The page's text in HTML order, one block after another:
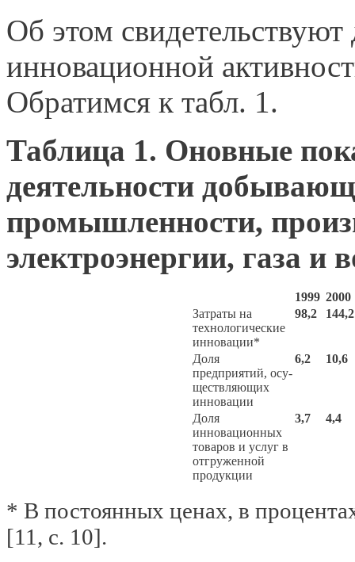
Об этом
инновационной
Обратимся к табл. 1.
Таблица 1. Оновные
деятельности
промышленности,
электроэнергии, газа и
1999 2000
Затраты на
технологичес­кие
инновации*
98,2 144,2
Доля
предприятий, осу­
ществляющих
инновации
6,2 10,6
Доля
инновационных
товаров и услуг в
отгру­женной
продукции
3,7 4,4
* В постоянных ценах, в
[11, с. 10].